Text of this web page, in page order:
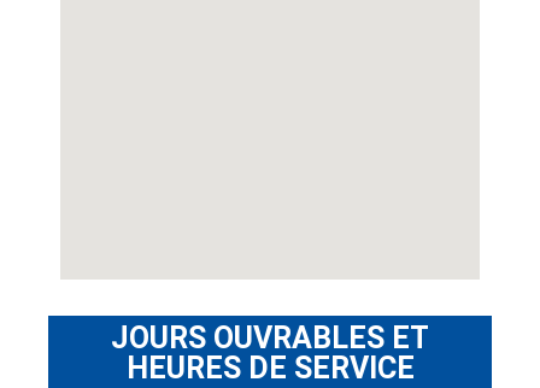
JOURS OUVRABLES ET
HEURES DE SERVICE